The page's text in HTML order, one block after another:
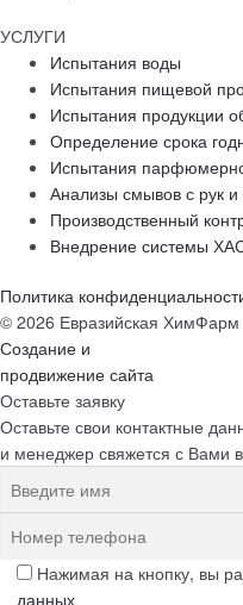
УСЛУГИ
Испытания воды
Испытания пищевой
Испытания продукции
Определение срока
Испытания
Анализы смывов с рук
Производственный
Внедрение системы
Политика
© 2026 Евразийская ХимФарм
Создание и
продвижение сайта
Оставьте заявку
Оставьте свои контактные
и менеджер свяжется с Вами
Нажимая на кнопку, вы
данных